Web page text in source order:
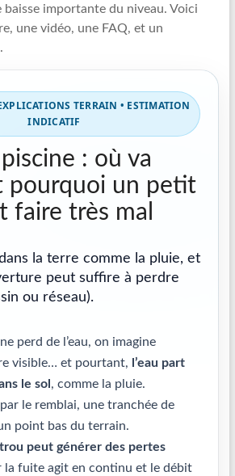
importante du niveau. Voici
une vidéo, une FAQ, et un
TERRAIN • ESTIMATION
INDICATIF
: où va
pourquoi un petit
faire très mal
dans la terre comme la pluie, et
peut suffire à perdre
ou réseau).
perd de l’eau, on imagine
visible… et pourtant,
l’eau part
le sol , comme la pluie.
le remblai, une tranchée de
point bas du terrain.
peut générer des pertes
la fuite agit en continu et le débit